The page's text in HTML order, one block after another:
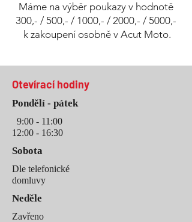
Máme na výběr poukazy v hodnotě
300,- / 500,- / 1000,- / 2000,- / 5000,-
k zakoupení osobně v Acut Moto.
Otevírací hodiny
Pondělí - pátek
9:00 - 11:00
12:00 - 16:30
Sobota
Dle telefonické
domluvy
Neděle
Zavřeno